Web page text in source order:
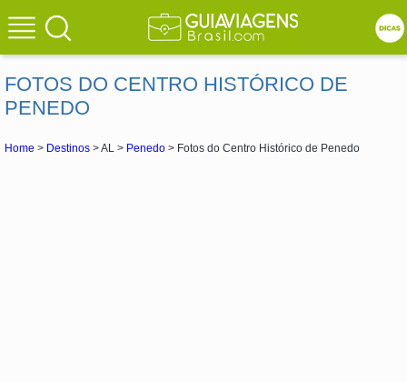
FOTOS DO CENTRO HISTÓRICO DE
PENEDO
Home > Destinos > AL > Penedo > Fotos do Centro Histórico de Penedo